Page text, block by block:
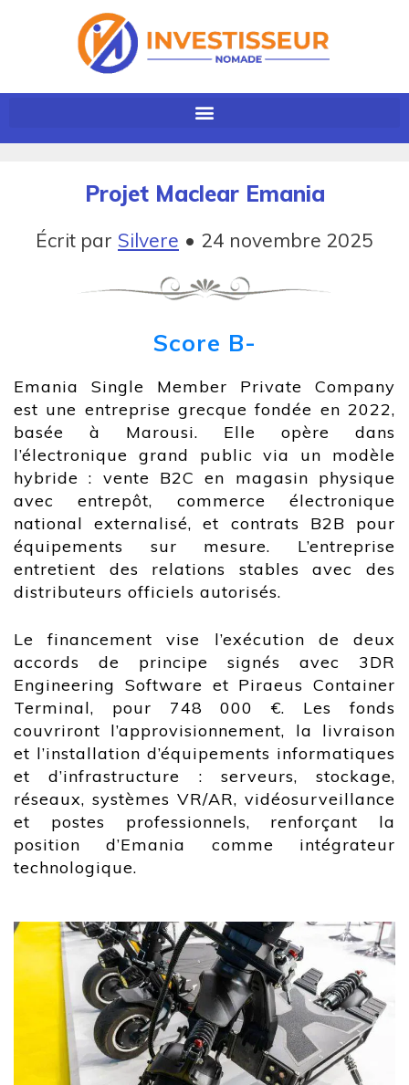
Projet Maclear Emania
Écrit par Silvere • 24 novembre 2025
Score B-
Emania Single Member Private Company
est une entreprise grecque fondée en 2022,
basée à Marousi. Elle opère dans
l’électronique grand public via un modèle
hybride : vente B2C en magasin physique
avec entrepôt, commerce électronique
national externalisé, et contrats B2B pour
équipements sur mesure. L’entreprise
entretient des relations stables avec des
distributeurs officiels autorisés.
Le financement vise l’exécution de deux
accords de principe signés avec 3DR
Engineering Software et Piraeus Container
Terminal, pour 748 000 €. Les fonds
couvriront l’approvisionnement, la livraison
et l’installation d’équipements informatiques
et d’infrastructure : serveurs, stockage,
réseaux, systèmes VR/AR, vidéosurveillance
et postes professionnels, renforçant la
position d’Emania comme intégrateur
technologique.